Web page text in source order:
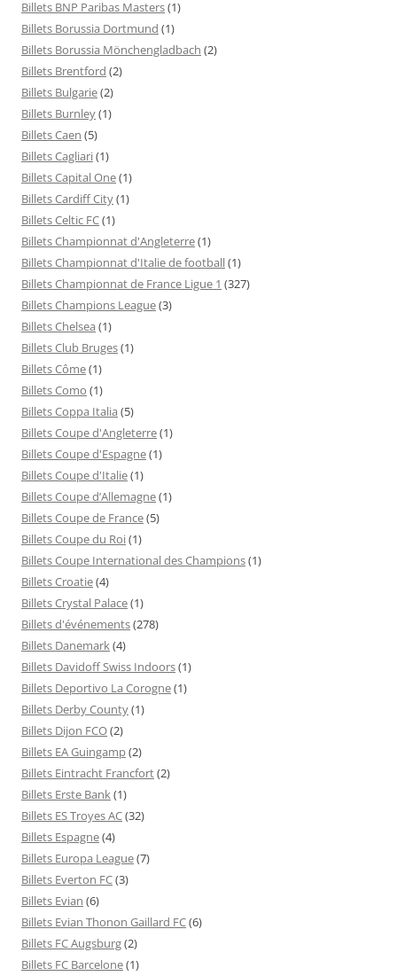
Billets BNP Paribas Masters(1)
Billets Borussia Dortmund (1)
Billets Borussia Mönchengladbach (2)
Billets Brentford (2)
Billets Bulgarie(2)
Billets Burnley(1)
Billets Caen (5)
Billets Cagliari(1)
Billets Capital One(1)
Billets Cardiff City(1)
Billets Celtic FC(1)
Billets Championnat d'Angleterre(1)
Billets Championnat d'Italie de football(1)
Billets Championnat de France Ligue 1 (327)
Billets Champions League(3)
Billets Chelsea (1)
Billets Club Bruges(1)
Billets Côme(1)
Billets Como (1)
Billets Coppa Italia (5)
Billets Coupe d'Angleterre(1)
Billets Coupe d'Espagne(1)
Billets Coupe d'Italie(1)
Billets Coupe d’Allemagne(1)
Billets Coupe de France(5)
Billets Coupe du Roi(1)
Billets Coupe International des Champions(1)
Billets Croatie(4)
Billets Crystal Palace(1)
Billets d'événements(278)
Billets Danemark(4)
Billets Davidoff Swiss Indoors(1)
Billets Deportivo La Corogne(1)
Billets Derby County(1)
Billets Dijon FCO(2)
Billets EA Guingamp(2)
Billets Eintracht Francfort(2)
Billets Erste Bank(1)
Billets ES Troyes AC(32)
Billets Espagne(4)
Billets Europa League(7)
Billets Everton FC(3)
Billets Evian (6)
Billets Evian Thonon Gaillard FC(6)
Billets FC Augsburg(2)
Billets FC Barcelone(1)